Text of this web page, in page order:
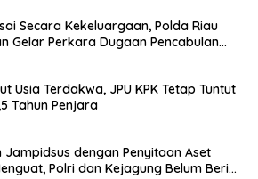
Secara Kekeluargaan, Polda Riau
Gelar Perkara Dugaan Pencabulan
Usia Terdakwa, JPU KPK Tetap Tuntut
Tahun Penjara
Jampidsus dengan Penyitaan Aset
Polri dan Kejagung Belum Beri